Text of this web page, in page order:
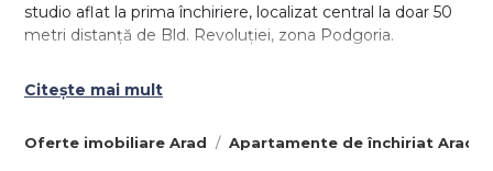
Oferte imobiliare Arad Apartamente de închiriat Arad
studio aflat la prima închiriere, localizat central la doar 50
metri distanță de Bld. Revoluției, zona Podgoria.
dotat cu spații pentru depozitare, o cameră mare de zi
bucătărie modernă echipată și utilată cu toată aparatura
Citește mai mult